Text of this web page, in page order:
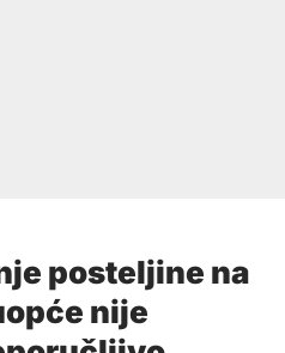
posteljine na
nije